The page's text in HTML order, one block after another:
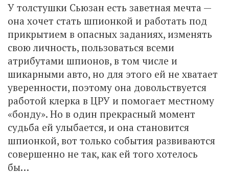
У толстушки Сьюзан есть заветная мечта —
она хочет стать шпионкой и работать под
прикрытием в опасных заданиях, изменять
свою личность, пользоваться всеми
атрибутами шпионов, в том числе и
шикарными авто, но для этого ей не хватает
уверенности, поэтому она довольствуется
работой клерка в ЦРУ и помогает местному
«бонду». Но в один прекрасный момент
судьба ей улыбается, и она становится
шпионкой, вот только события развиваются
совершенно не так, как ей того хотелось
бы…